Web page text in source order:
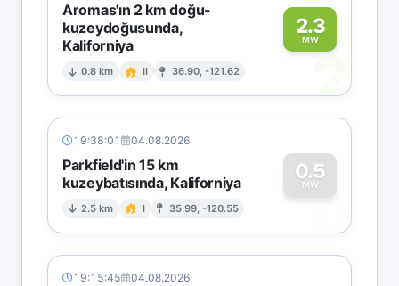
Aromas'ın 2 km doğu-
kuzeydoğusunda,
Kaliforniya
0.8 km II 36.90, -121.62
2.3
MW
2
19:38:01 04.08.2026
Parkfield'in 15 km
kuzeybatısında, Kaliforniya
2.5 km I 35.99, -120.55
0.5
MW
0
19:15:45 04.08.2026